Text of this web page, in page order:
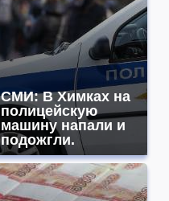
СМИ: В Химках на
полицейскую
машину напали и
подожгли.